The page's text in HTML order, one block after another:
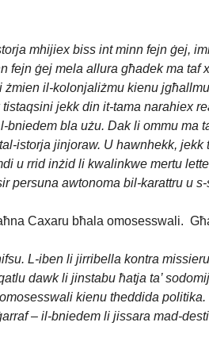
mhijiex biss int minn fejn ġej,
fejn ġej mela allura għadek ma
il-kolonjaliżmu kienu
jekk din it-tama narahiex
bla użu. Dak li ommu ma
istorja jinjoraw. U hawnhekk,
u rrid inżid li kwalinkwe mertu
persuna awtonoma bil-karattru u
Caxaru bħala omosesswali.
L-iben li jirribella kontra
dawk li jinstabu ħatja ta’
kienu theddida
– il-bniedem li jissara mad-